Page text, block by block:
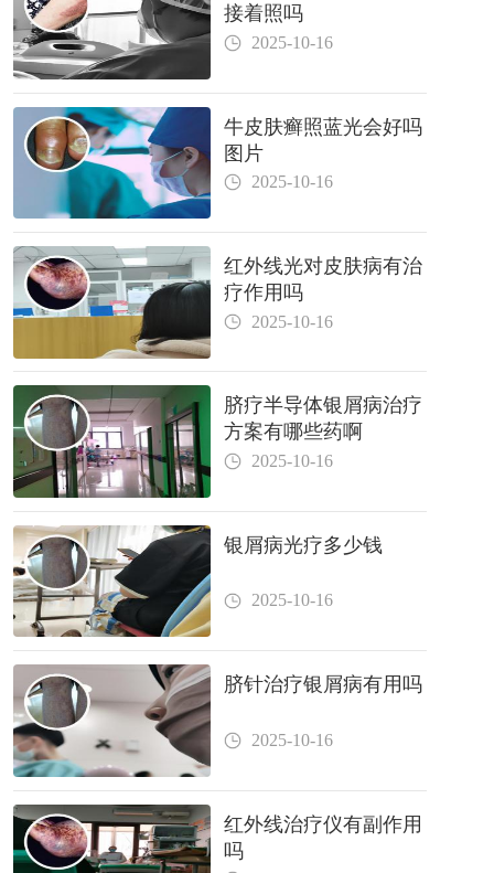
接着照吗
2025-10-16
牛皮肤癣照蓝光会好吗
图片
2025-10-16
红外线光对皮肤病有治
疗作用吗
2025-10-16
脐疗半导体银屑病治疗
方案有哪些药啊
2025-10-16
银屑病光疗多少钱
2025-10-16
脐针治疗银屑病有用吗
2025-10-16
红外线治疗仪有副作用
吗